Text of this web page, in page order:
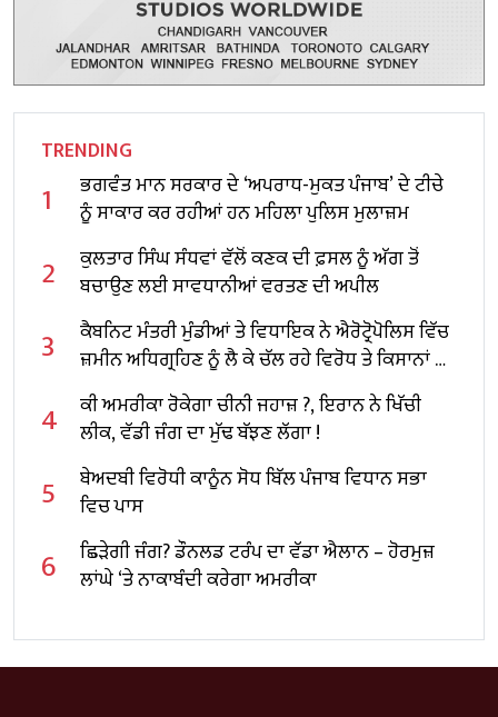
TRENDING
1
ਭਗਵੰਤ ਮਾਨ ਸਰਕਾਰ ਦੇ ‘ਅਪਰਾਧ-ਮੁਕਤ ਪੰਜਾਬ’ ਦੇ ਟੀਚੇ
ਨੂੰ ਸਾਕਾਰ ਕਰ ਰਹੀਆਂ ਹਨ ਮਹਿਲਾ ਪੁਲਿਸ ਮੁਲਾਜ਼ਮ
2
ਕੁਲਤਾਰ ਸਿੰਘ ਸੰਧਵਾਂ ਵੱਲੋਂ ਕਣਕ ਦੀ ਫ਼ਸਲ ਨੂੰ ਅੱਗ ਤੋਂ
ਬਚਾਉਣ ਲਈ ਸਾਵਧਾਨੀਆਂ ਵਰਤਣ ਦੀ ਅਪੀਲ
3
ਕੈਬਨਿਟ ਮੰਤਰੀ ਮੁੰਡੀਆਂ ਤੇ ਵਿਧਾਇਕ ਨੇ ਐਰੋਟ੍ਰੋਪੋਲਿਸ ਵਿੱਚ
ਜ਼ਮੀਨ ਅਧਿਗ੍ਰਹਿਣ ਨੂੰ ਲੈ ਕੇ ਚੱਲ ਰਹੇ ਵਿਰੋਧ ਤੇ ਕਿਸਾਨਾਂ ਦੀ
ਭੁੱਖ ਹੜਤਾਲ ਖਤਮ ਕਰਵਾਈ
4
ਕੀ ਅਮਰੀਕਾ ਰੋਕੇਗਾ ਚੀਨੀ ਜਹਾਜ਼ ?, ਇਰਾਨ ਨੇ ਖਿੱਚੀ
ਲੀਕ, ਵੱਡੀ ਜੰਗ ਦਾ ਮੁੱਢ ਬੱਝਣ ਲੱਗਾ !
5
ਬੇਅਦਬੀ ਵਿਰੋਧੀ ਕਾਨੂੰਨ ਸੋਧ ਬਿੱਲ ਪੰਜਾਬ ਵਿਧਾਨ ਸਭਾ
ਵਿਚ ਪਾਸ
6
ਛਿੜੇਗੀ ਜੰਗ? ਡੌਨਲਡ ਟਰੰਪ ਦਾ ਵੱਡਾ ਐਲਾਨ – ਹੋਰਮੁਜ਼
ਲਾਂਘੇ ‘ਤੇ ਨਾਕਾਬੰਦੀ ਕਰੇਗਾ ਅਮਰੀਕਾ